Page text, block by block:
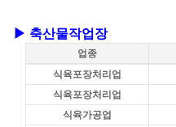
▶ 축산물작업장
업종
식육포장처리업
식육포장처리업
식육가공업